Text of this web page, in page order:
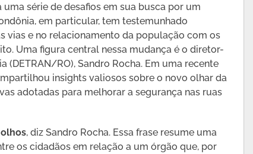
série de desafios em sua busca por um
em particular, tem testemunhado
vias e no relacionamento da população com os
Uma figura central nessa mudança é o diretor-
RO), Sandro Rocha. Em uma recente
insights valiosos sobre o novo olhar da
adotadas para melhorar a segurança nas ruas
, diz Sandro Rocha. Essa frase resume uma
os cidadãos em relação a um órgão que, por